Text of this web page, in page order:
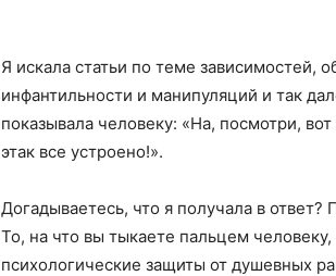
Я искала статьи по теме зависимостей,
инфантильности и манипуляций и так
показывала человеку: «На, посмотри,
этак все устроено!».
Догадываетесь, что я получала в
То, на что вы тыкаете пальцем
психологические защиты от душевных